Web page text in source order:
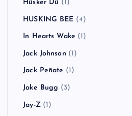
Hüsker Dü (1)
HUSKING BEE (4)
In Hearts Wake (1)
Jack Johnson (1)
Jack Peñate (1)
Jake Bugg (3)
Jay-Z(1)